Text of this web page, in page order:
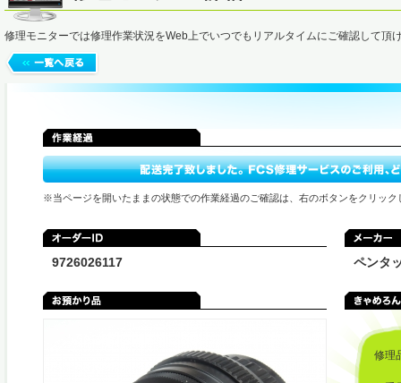
修理モニターでは修理作業状況をWeb上でいつでもリアルタイムにご確認して頂
※当ページを開いたままの状態での作業経過のご確認は、右のボタンをクリック
9726026117 ペンタ
修理